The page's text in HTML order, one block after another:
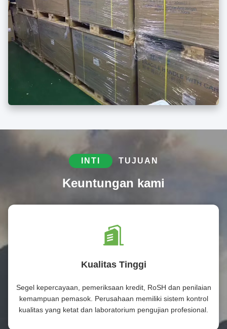
INTI TUJUAN
Keuntungan kami
Kualitas Tinggi
Segel kepercayaan, pemeriksaan kredit, RoSH dan penilaian
kemampuan pemasok. Perusahaan memiliki sistem kontrol
kualitas yang ketat dan laboratorium pengujian profesional.